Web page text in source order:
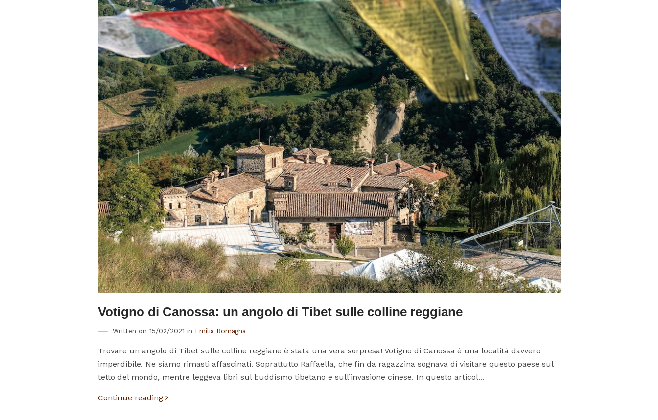
Votigno di Canossa: un angolo di Tibet sulle colline reggiane
Written on 15/02/2021 in Emilia Romagna
Trovare un angolo di Tibet sulle colline reggiane è stata una vera sorpresa! Votigno di Canossa è una località davvero
imperdibile. Ne siamo rimasti affascinati. Soprattutto Raffaella, che fin da ragazzina sognava di visitare questo paese sul
tetto del mondo, mentre leggeva libri sul buddismo tibetano e sull’invasione cinese. In questo articol...
Continue reading